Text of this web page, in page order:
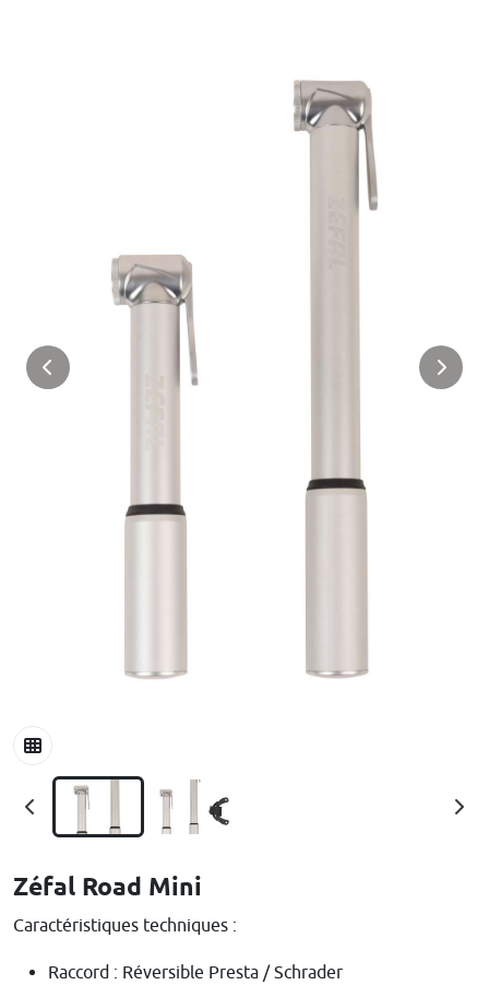
Zéfal Road Mini
Caractéristiques techniques :
Raccord : Réversible Presta / Schrader